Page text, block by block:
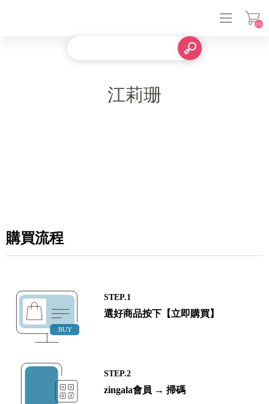
(0)
江莉珊
購買流程
STEP.1
選好商品按下【立即購買】
STEP.2
zingala會員 → 掃碼